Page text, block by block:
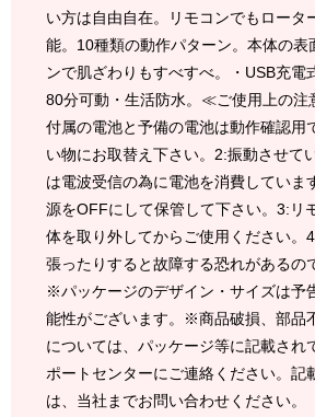
い方は自由自在。リモコンでもロータ
能。10種類の動作パターン。本体の表
ンで肌ざわりもすべすべ。・USB充電
80分可動・生活防水。≪ご使用上の
付属の電池と予備の電池は動作確認用
い物にお取替え下さい。2:振動させて
は電波受信の為に電池を消費していま
源をOFFにして保管して下さい。3:リ
体を取り外してからご使用ください。
張ったりすると故障する恐れがあるの
※パッケージのデザイン・サイズは予
能性がございます。※商品破損、部品
については、パッケージ等に記載され
ポートセンターにご連絡ください。記
は、当社までお問い合わせください。